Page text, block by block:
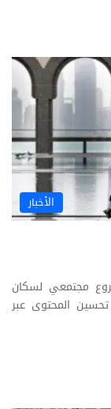
الأخبار
مجتمعي لسكان
المحتوى عبر